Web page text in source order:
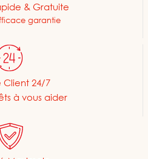
& Gratuite
garantie
Client 24/7
à vous aider